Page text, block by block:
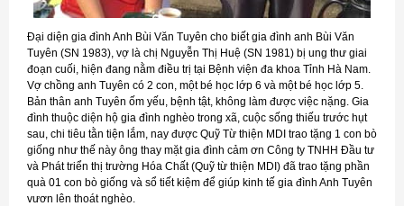
Đại diện gia đình Anh Bùi Văn Tuyên cho biết gia đình anh Bùi Văn
Tuyên (SN 1983), vợ là chị Nguyễn Thị Huệ (SN 1981) bị ung thư giai
đoạn cuối, hiện đang nằm điều trị tại Bệnh viện đa khoa Tỉnh Hà Nam.
Vợ chồng anh Tuyên có 2 con, một bé học lớp 6 và một bé học lớp 5.
Bản thân anh Tuyên ốm yếu, bệnh tật, không làm được việc nặng. Gia
đình thuộc diện hộ gia đình nghèo trong xã, cuộc sống thiếu trước hụt
sau, chi tiêu tằn tiện lắm, nay được Quỹ Từ thiện MDI trao tặng 1 con bò
giống như thế này ông thay mặt gia đình cảm ơn Công ty TNHH Đầu tư
và Phát triển thị trường Hóa Chất (Quỹ từ thiện MDI) đã trao tặng phần
quà 01 con bò giống và sổ tiết kiệm để giúp kinh tế gia đình Anh Tuyên
vươn lên thoát nghèo.